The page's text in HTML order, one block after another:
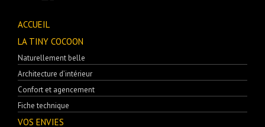
ACCUEIL
LA TINY COCOON
Naturellement belle
Architecture d’intérieur
Confort et agencement
Fiche technique
VOS ENVIES